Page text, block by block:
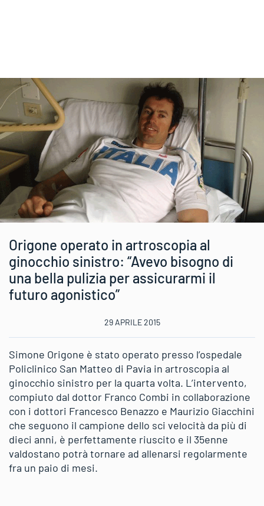
Origone operato in artroscopia al
ginocchio sinistro: “Avevo bisogno di
una bella pulizia per assicurarmi il
futuro agonistico”
29 APRILE 2015
Simone Origone è stato operato presso l’ospedale
Policlinico San Matteo di Pavia in artroscopia al
ginocchio sinistro per la quarta volta. L’intervento,
compiuto dal dottor Franco Combi in collaborazione
con i dottori Francesco Benazzo e Maurizio Giacchini
che seguono il campione dello sci velocità da più di
dieci anni, è perfettamente riuscito e il 35enne
valdostano potrà tornare ad allenarsi regolarmente
fra un paio di mesi.